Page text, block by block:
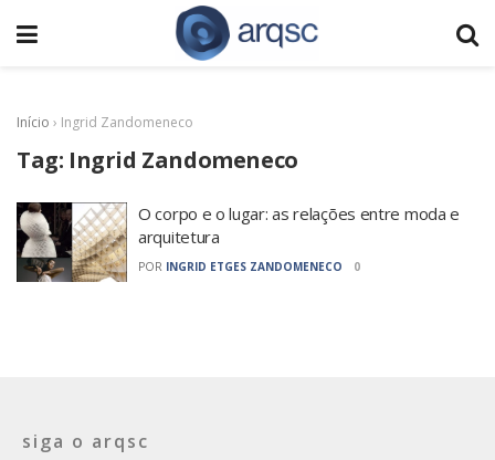
Início › Ingrid Zandomeneco
Tag: Ingrid Zandomeneco
O corpo e o lugar: as relações entre moda e
arquitetura
POR INGRID ETGES ZANDOMENECO 0
siga o arqsc